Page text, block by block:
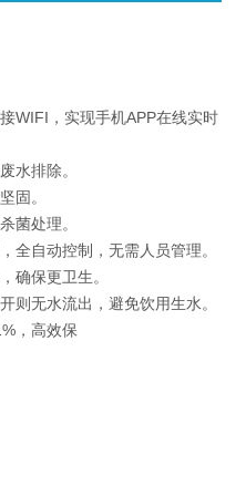
WIFI，实现手机APP在线实时
水排除。
固。
菌处理。
全自动控制，无需人员管理。
确保更卫生。
则无水流出，避免饮用生水。
，高效保